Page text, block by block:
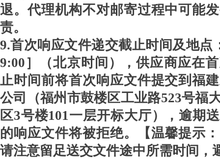
退。代理机构不对邮寄过程中可能
责。
9.首次响应文件递交截止时间及地点
9:00］（北京时间），供应商应在
止时间前将首次响应文件提交到福
公司（福州市鼓楼区工业路523号福
区3号楼101一层开标大厅），逾期
的响应文件将被拒绝。【温馨提示
请注意留足送交文件途中所需时间，